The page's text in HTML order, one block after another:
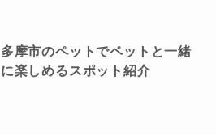
多摩市のペットでペットと一緒
に楽しめるスポット紹介